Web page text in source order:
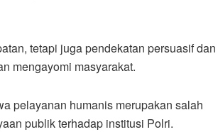
tetapi juga pendekatan persuasif dan
mengayomi masyarakat.
pelayanan humanis merupakan salah
publik terhadap institusi Polri.